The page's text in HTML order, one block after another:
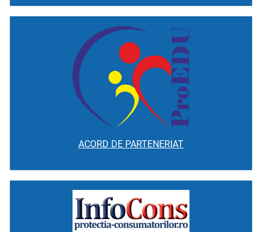
ACORD DE PARTENERIAT